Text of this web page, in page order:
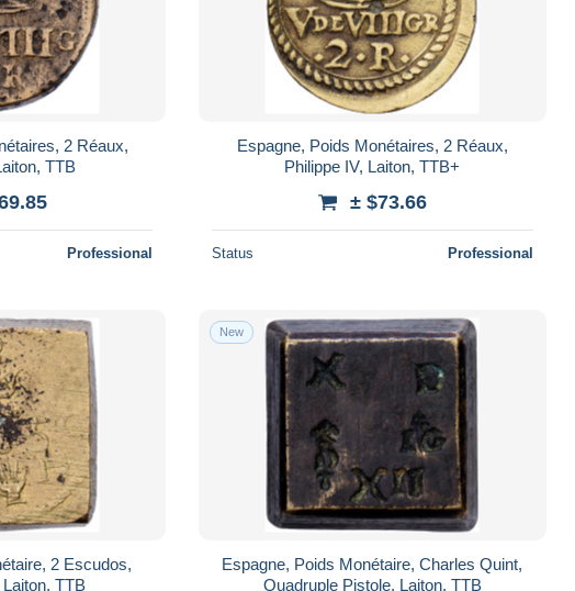
2 Réaux,
TTB
Professional
Espagne, Poids Monétaires, 2 Réaux,
Philippe IV, Laiton, TTB+
± $73.66
Status Professional
2 Escudos,
TTB
New
Espagne, Poids Monétaire, Charles Quint,
Quadruple Pistole, Laiton, TTB